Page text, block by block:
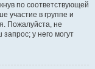
по соответствующей
участие в группе и
Пожалуйста, не
у него могут